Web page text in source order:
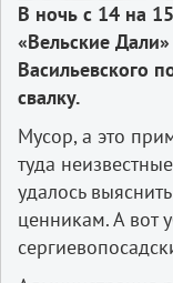
В ночь с 14 на 15
«Вельские Дали»
Васильевского
свалку.
Мусор, а это
туда
удалось
ценникам. А вот